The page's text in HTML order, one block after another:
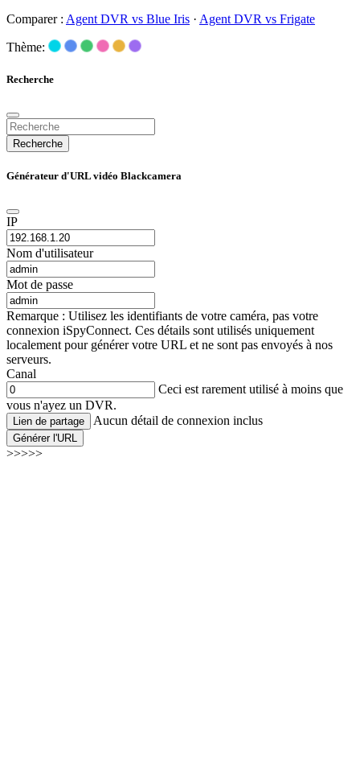
Comparer : Agent DVR vs Blue Iris · Agent DVR vs Frigate
Thème:
Recherche
Recherche
Générateur d'URL vidéo Blackcamera
IP
Nom d'utilisateur
Mot de passe
Remarque : Utilisez les identifiants de votre caméra, pas votre
connexion iSpyConnect. Ces détails sont utilisés uniquement
localement pour générer votre URL et ne sont pas envoyés à nos
serveurs.
Canal
Ceci est rarement utilisé à moins que
vous n'ayez un DVR.
Lien de partage Aucun détail de connexion inclus
Générer l'URL
>>>>>